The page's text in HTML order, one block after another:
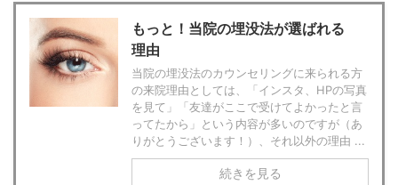
もっと！当院の埋没法が選ばれる
理由
当院の埋没法のカウンセリングに来られる方
の来院理由としては、「インスタ、HPの写真
を見て」「友達がここで受けてよかったと言
ってたから」という内容が多いのですが（あ
りがとうございます！）、それ以外の理由 ...
続きを見る